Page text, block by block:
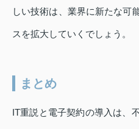
しい技術は、業界に新たな可
スを拡大していくでしょう。
まとめ
IT重説と電子契約の導入は、